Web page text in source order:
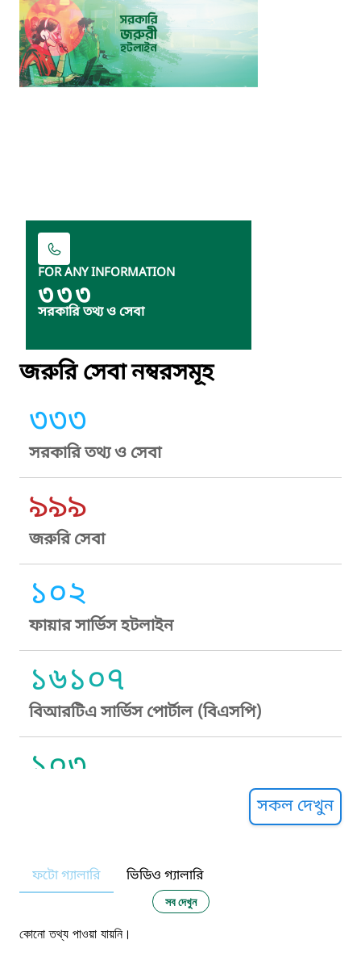
FOR ANY INFORMATION
৩৩৩
সরকারি তথ্য ও সেবা
জরুরি সেবা নম্বরসমূহ
৩৩৩
সরকারি তথ্য ও সেবা
৯৯৯
জরুরি সেবা
১০২
ফায়ার সার্ভিস হটলাইন
১৬১০৭
বিআরটিএ সার্ভিস পোর্টাল (বিএসপি)
১০৩
নারী ও শিশু নির্যাতন প্রতিরোধ
১০৬
সকল দেখুন
ফটো গ্যালারি ভিডিও গ্যালারি
সব দেখুন
কোনো তথ্য পাওয়া যায়নি।